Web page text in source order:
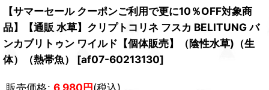
【サマーセール クーポンご利用で更に10％OFF対象商
品】【通販 水草】クリプトコリネ フスカ BELITUNG バ
ンカブリトゥン ワイルド【個体販売】（陰性水草)（生
体）（熱帯魚）
[af07-60213130]
販売価格: 6,980円(税込)